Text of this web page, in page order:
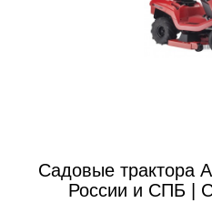
Садовые трактора
России и СПБ |